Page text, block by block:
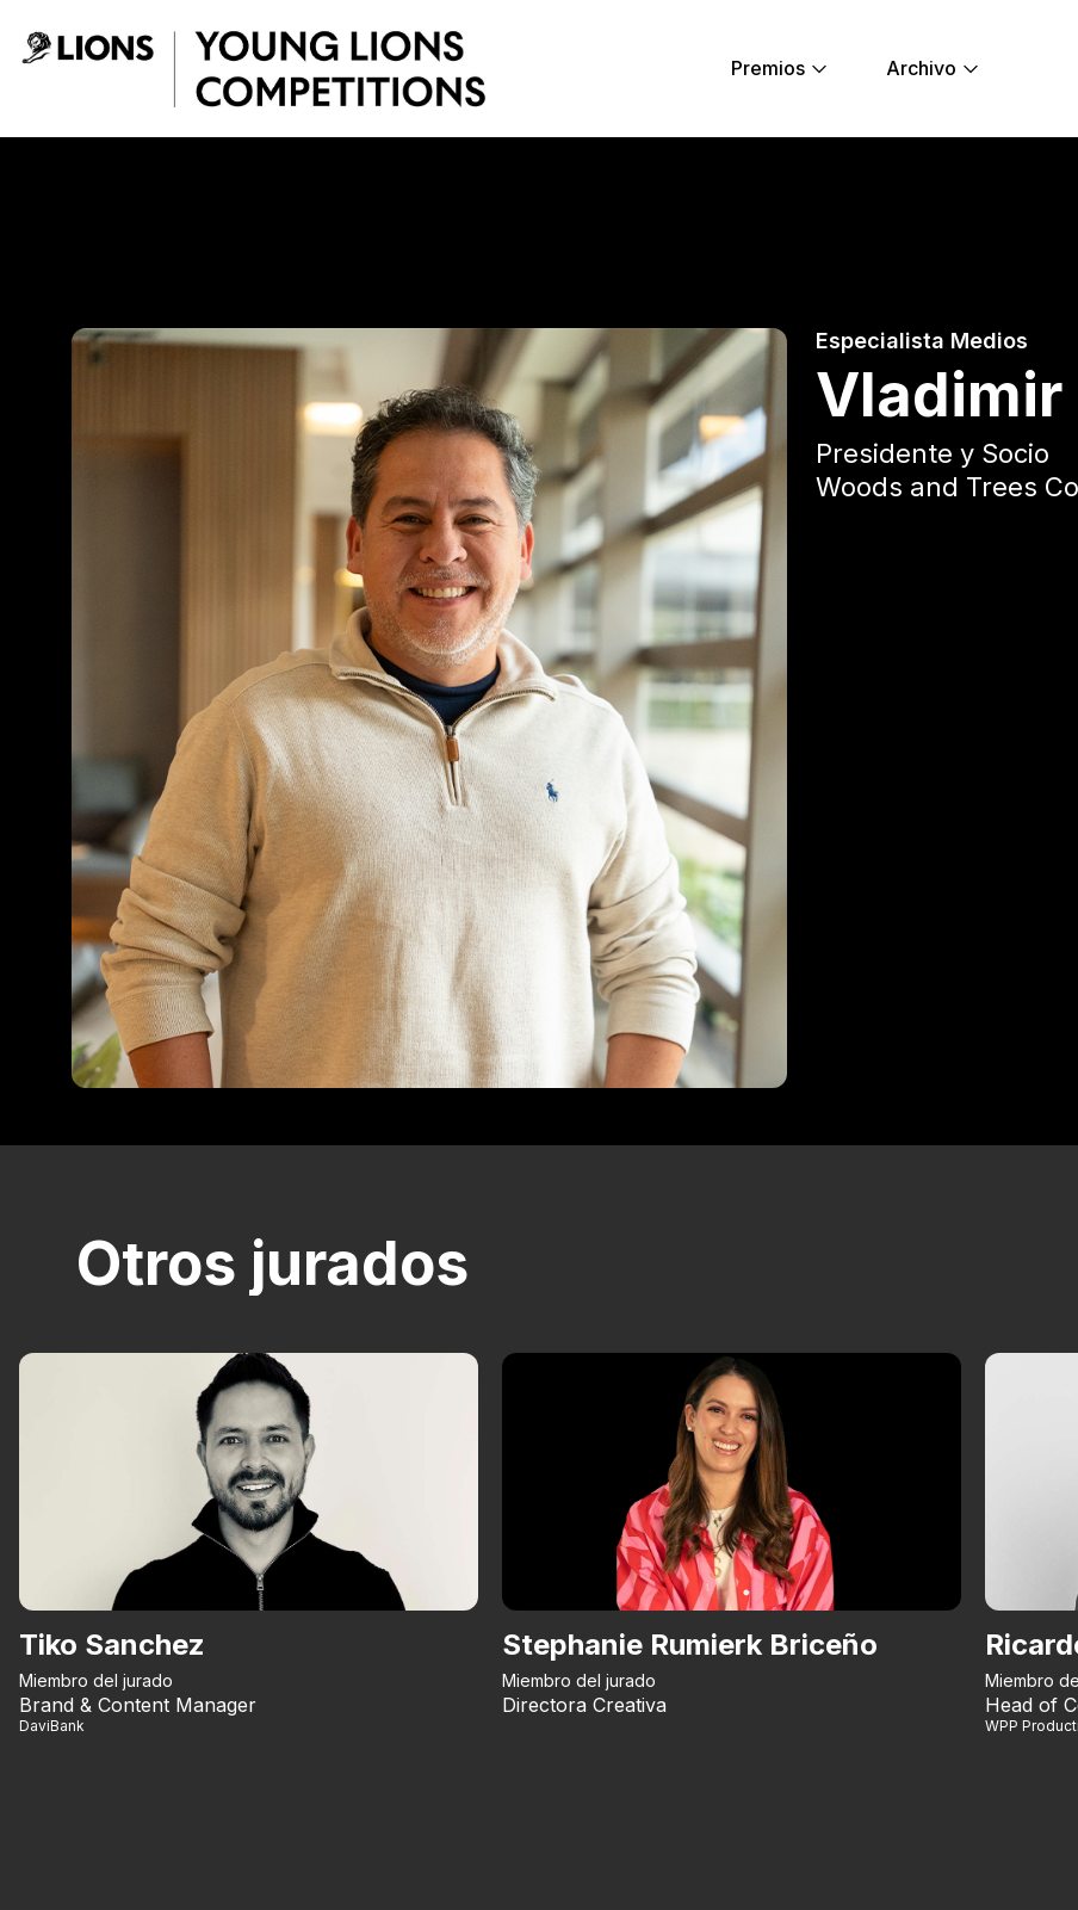
Premios
Archivo
Especialista Medios
Vladimir
Presidente y Socio
Woods and Trees
Otros jurados
Tiko Sanchez
Miembro del jurado
Brand & Content Manager
DaviBank
Stephanie Rumierk Briceño
Miembro del jurado
Directora Creativa
Miembro
Head of
WPP